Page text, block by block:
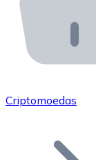
API Bitnovo
Integre
Junte-se à
Adicione o
Criptomoedas